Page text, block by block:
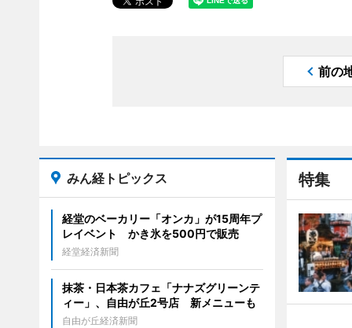
前の
特集
みん経トピックス
経堂のベーカリー「オンカ」が15周年プ
レイベント かき氷を500円で販売
経堂経済新聞
抹茶・日本茶カフェ「ナナズグリーンテ
ィー」、自由が丘2号店 新メニューも
自由が丘経済新聞